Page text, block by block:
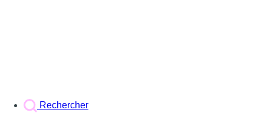
Rechercher